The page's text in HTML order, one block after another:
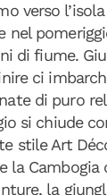
verso
nel
di fiume.
ci
di puro
si chiude
stile Art
la Cambogia
la